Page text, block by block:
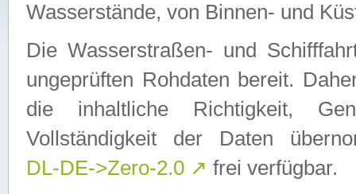
Wasserstände, von Binnen- und
Die Wasserstraßen- und
ungeprüften Rohdaten bereit.
die inhaltliche Richtigkeit,
Vollständigkeit der Daten
DL-DE->Zero-2.0 ↗ frei verfügbar.